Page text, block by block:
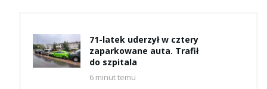
71-latek uderzył w cztery
zaparkowane auta. Trafił
do szpitala
6 minut temu